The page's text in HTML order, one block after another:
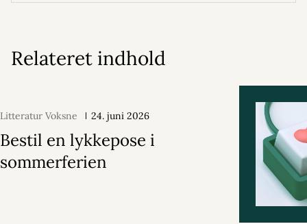
Relateret indhold
Litteratur Voksne 24. juni 2026
Bestil en lykkepose i
sommerferien